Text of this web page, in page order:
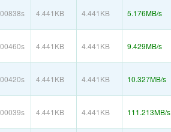
4.441KB 4.441KB 5.176MB/s
4.441KB 4.441KB 9.429MB/s
4.441KB 4.441KB 10.327MB/s
4.441KB 4.441KB 111.213MB/s